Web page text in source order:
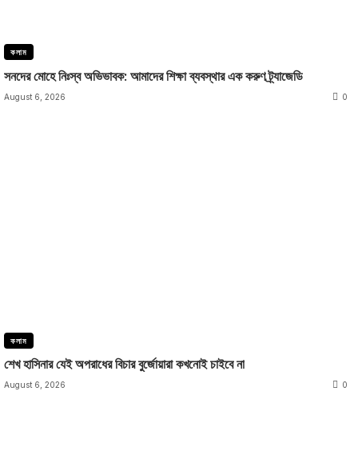
কলাম
সনদের মোহে নিঃস্ব অভিভাবক: আমাদের শিক্ষা ব্যবস্থার এক করুণ ট্র্যাজেডি
August 6, 2026 0
কলাম
শেখ হাসিনার যেই অপরাধের বিচার বুর্জোয়ারা কখনোই চাইবে না
August 6, 2026 0